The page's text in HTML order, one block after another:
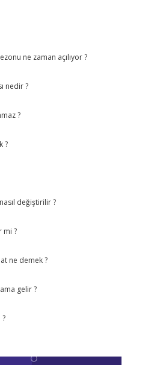
ne zaman açılıyor ?
nedir ?
?
?
değiştirilir ?
mi ?
ne demek ?
gelir ?